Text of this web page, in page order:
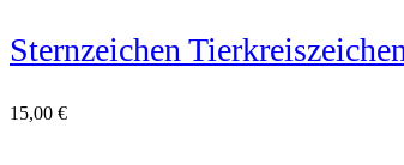
Sternzeichen
15,00 €